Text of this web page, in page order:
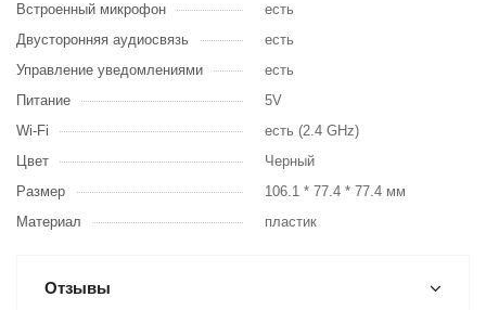
Встроенный микрофон
есть
Двусторонняя аудиосвязь
есть
Управление уведомлениями
есть
Питание
5V
Wi-Fi
есть (2.4 GHz)
Цвет
Черный
Размер
106.1 * 77.4 * 77.4 мм
Материал
пластик
Отзывы